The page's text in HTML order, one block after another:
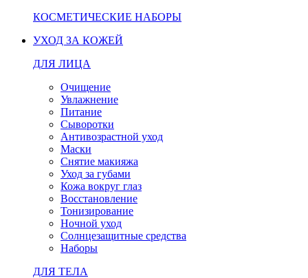
КОСМЕТИЧЕСКИЕ НАБОРЫ
УХОД ЗА КОЖЕЙ
ДЛЯ ЛИЦА
Очищение
Увлажнение
Питание
Сыворотки
Антивозрастной уход
Маски
Снятие макияжа
Уход за губами
Кожа вокруг глаз
Восстановление
Тонизирование
Ночной уход
Солнцезащитные средства
Наборы
ДЛЯ ТЕЛА